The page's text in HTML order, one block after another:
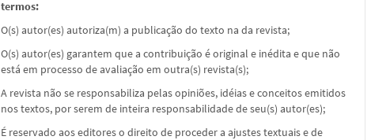
termos:
O(s) autor(es) autoriza(m) a publicação do texto na da revista;
O(s) autor(es) garantem que a contribuição é original e inédita e que não
está em processo de avaliação em outra(s) revista(s);
A revista não se responsabiliza pelas opiniões, idéias e conceitos emitidos
nos textos, por serem de inteira responsabilidade de seu(s) autor(es);
É reservado aos editores o direito de proceder a ajustes textuais e de